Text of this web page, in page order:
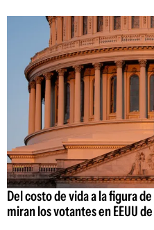
Del costo de vida a la figura
miran los votantes en EEUU